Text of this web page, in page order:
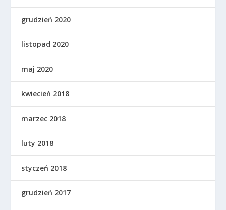
grudzień 2020
listopad 2020
maj 2020
kwiecień 2018
marzec 2018
luty 2018
styczeń 2018
grudzień 2017